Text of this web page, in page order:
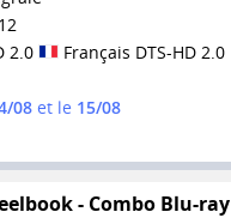
12
2.0
Français DTS-HD 2.0
08et le 15/08
- Combo Blu-ray